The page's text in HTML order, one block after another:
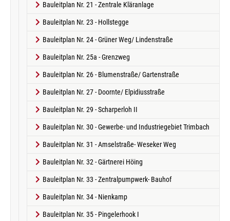
Bauleitplan Nr. 21 - Zentrale Kläranlage
Bauleitplan Nr. 23 - Hollstegge
Bauleitplan Nr. 24 - Grüner Weg/ Lindenstraße
Bauleitplan Nr. 25a - Grenzweg
Bauleitplan Nr. 26 - Blumenstraße/ Gartenstraße
Bauleitplan Nr. 27 - Doornte/ Elpidiusstraße
Bauleitplan Nr. 29 - Scharperloh II
Bauleitplan Nr. 30 - Gewerbe- und Industriegebiet Trimbach
Bauleitplan Nr. 31 - Amselstraße- Weseker Weg
Bauleitplan Nr. 32 - Gärtnerei Höing
Bauleitplan Nr. 33 - Zentralpumpwerk- Bauhof
Bauleitplan Nr. 34 - Nienkamp
Bauleitplan Nr. 35 - Pingelerhook I